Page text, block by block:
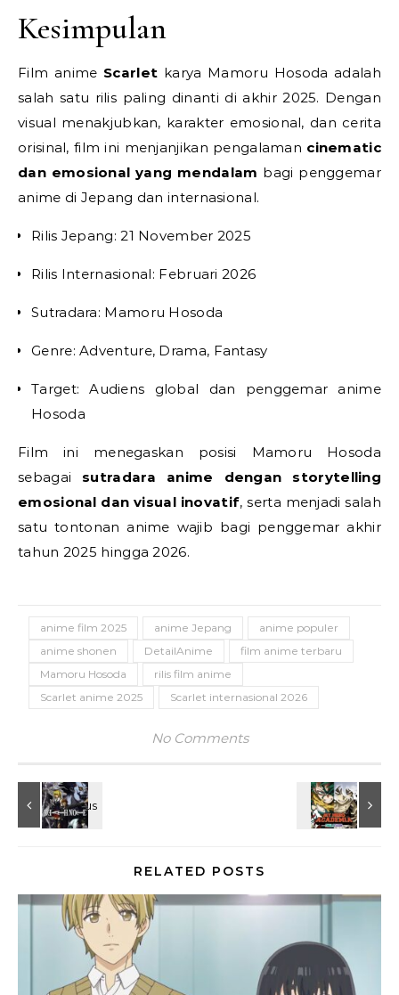
Kesimpulan
Film anime Scarlet karya Mamoru Hosoda adalah
salah satu rilis paling dinanti di akhir 2025. Dengan
visual menakjubkan, karakter emosional, dan cerita
orisinal, film ini menjanjikan pengalaman cinematic
dan emosional yang mendalam bagi penggemar
anime di Jepang dan internasional.
Rilis Jepang: 21 November 2025
Rilis Internasional: Februari 2026
Sutradara: Mamoru Hosoda
Genre: Adventure, Drama, Fantasy
Target: Audiens global dan penggemar anime
Hosoda
Film ini menegaskan posisi Mamoru Hosoda
sebagai sutradara anime dengan storytelling
emosional dan visual inovatif, serta menjadi salah
satu tontonan anime wajib bagi penggemar akhir
tahun 2025 hingga 2026.
anime film 2025 anime Jepang
anime populer
anime shonen
DetailAnime
film anime terbaru
Mamoru Hosoda
rilis film anime
Scarlet anime 2025
Scarlet internasional 2026
No Comments
RELATED POSTS